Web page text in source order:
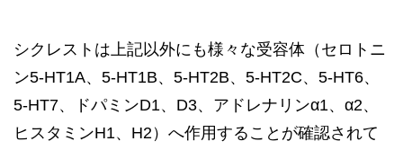
シクレストは上記以外にも様々な受容体（セロトニ
ン5-HT1A、5-HT1B、5-HT2B、5-HT2C、5-HT6、
5-HT7、ドパミンD1、D3、アドレナリンα1、α2、
ヒスタミンH1、H2）へ作用することが確認されて